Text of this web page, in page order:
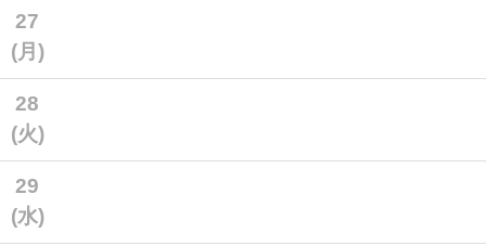
27
(月)
28
(火)
29
(水)